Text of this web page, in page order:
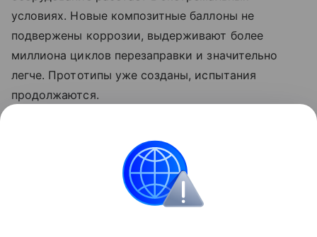
условиях. Новые композитные баллоны не
подвержены коррозии, выдерживают более
миллиона циклов перезаправки и значительно
легче. Прототипы уже созданы, испытания
продолжаются.
петербургские ученые разработали умный
термоконтейнер для грузоперевозок.